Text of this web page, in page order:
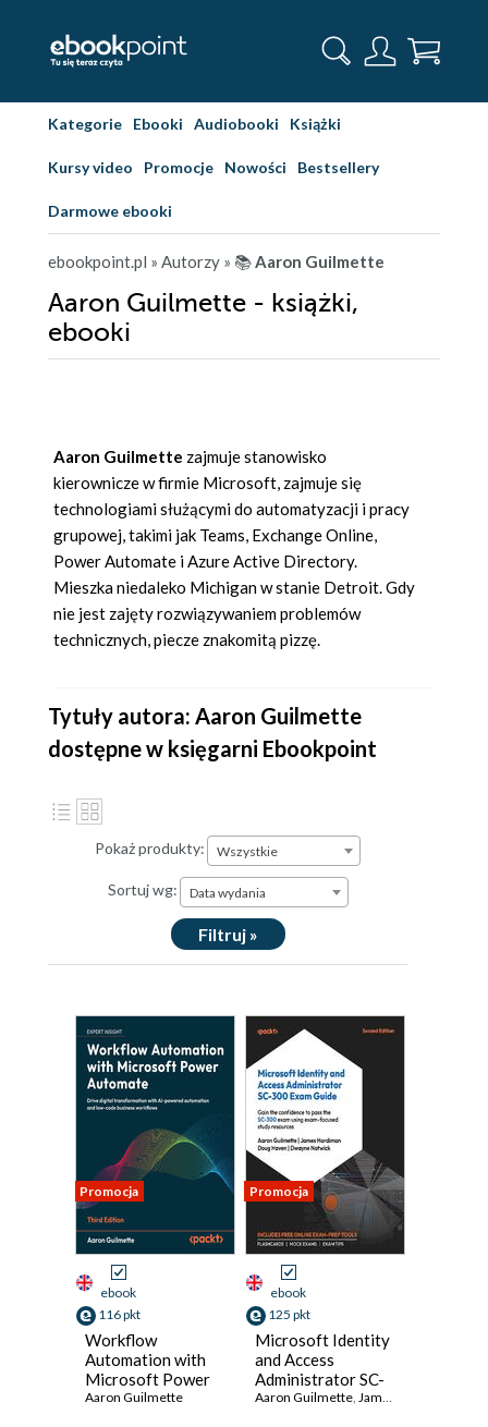
Kategorie Ebooki Audiobooki Książki
Kursy video Promocje Nowości Bestsellery
Darmowe ebooki
ebookpoint.pl » Autorzy » 📚Aaron Guilmette
Aaron Guilmette - książki,
ebooki
Aaron Guilmette zajmuje stanowisko
kierownicze w firmie Microsoft, zajmuje się
technologiami służącymi do automatyzacji i pracy
grupowej, takimi jak Teams, Exchange Online,
Power Automate i Azure Active Directory.
Mieszka niedaleko Michigan w stanie Detroit. Gdy
nie jest zajęty rozwiązywaniem problemów
technicznych, piecze znakomitą pizzę.
Tytuły autora: Aaron Guilmette
dostępne w księgarni Ebookpoint
Pokaż produkty: Wszystkie
Sortuj wg: Data wydania
Filtruj »
Promocja
ebook
116 pkt
Workflow
Automation with
Microsoft Power
Automate. Design
Aaron Guilmette
Promocja
ebook
125 pkt
Microsoft Identity
and Access
Administrator SC-
300 Exam Guide.
Aaron Guilmette, James Hardiman